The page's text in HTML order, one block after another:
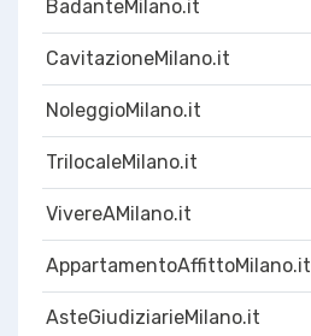
BadanteMilano.it
CavitazioneMilano.it
NoleggioMilano.it
TrilocaleMilano.it
VivereAMilano.it
AppartamentoAffittoMilano.it
AsteGiudiziarieMilano.it